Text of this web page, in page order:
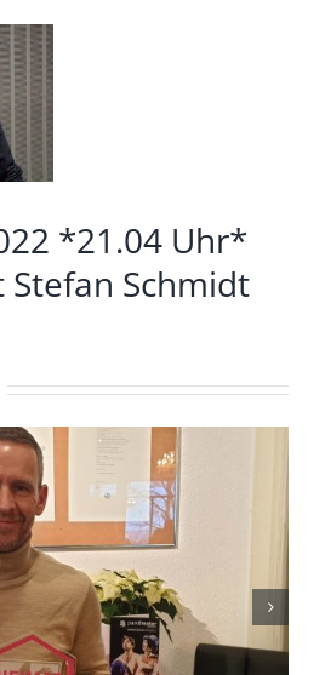
*21.04 Uhr*
Stefan Schmidt
*20.04. Uhr*
Live mit Ingo
Starink